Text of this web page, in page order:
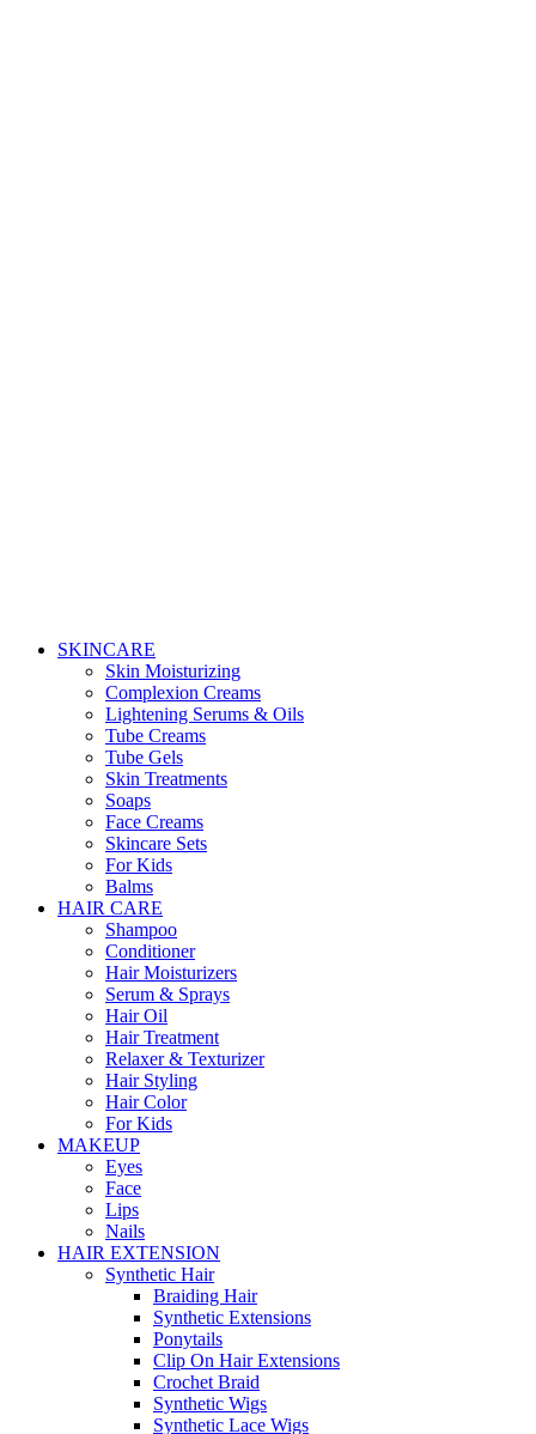
SKINCARE
Skin Moisturizing
Complexion Creams
Lightening Serums & Oils
Tube Creams
Tube Gels
Skin Treatments
Soaps
Face Creams
Skincare Sets
For Kids
Balms
HAIR CARE
Shampoo
Conditioner
Hair Moisturizers
Serum & Sprays
Hair Oil
Hair Treatment
Relaxer & Texturizer
Hair Styling
Hair Color
For Kids
MAKEUP
Eyes
Face
Lips
Nails
HAIR EXTENSION
Synthetic Hair
Braiding Hair
Synthetic Extensions
Ponytails
Clip On Hair Extensions
Crochet Braid
Synthetic Wigs
Synthetic Lace Wigs